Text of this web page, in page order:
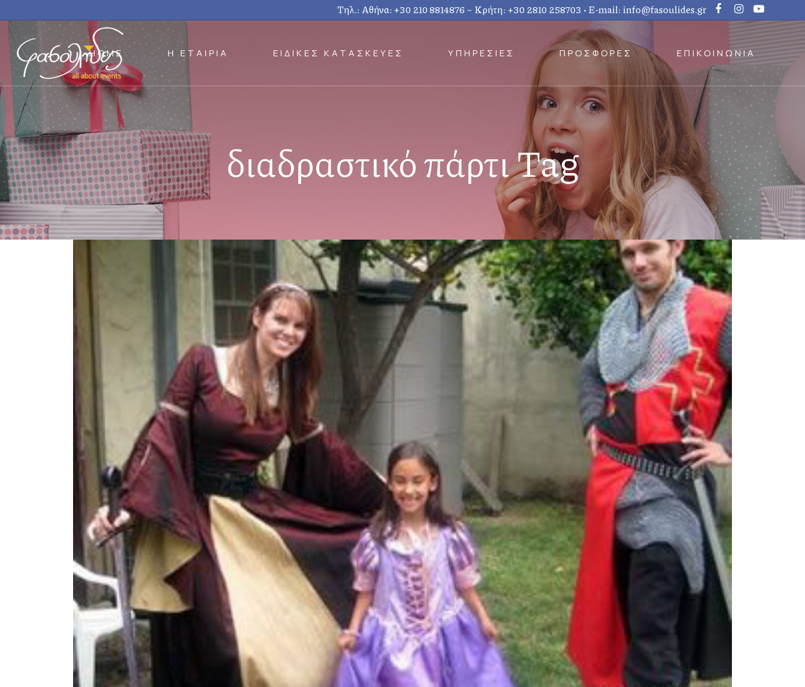
Τηλ.: Αθήνα:+30 210 8814876 ~ Κρήτη:+30 2810 258703 • E-mail:info@fasoulides.gr
HOME Η ΕΤΑΙΡΙΑ ΕΙΔΙΚΕΣ ΚΑΤΑΣΚΕΥΕΣ ΥΠΗΡΕΣΙΕΣ ΠΡΟΣΦΟΡΕΣ ΕΠΙΚΟΙΝΩΝΙΑ
διαδραστικό πάρτι Tag